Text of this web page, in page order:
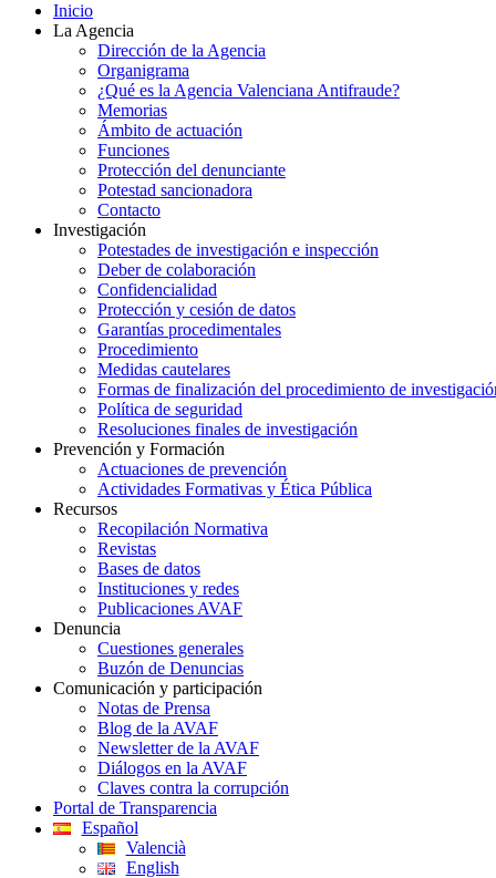
Inicio
La Agencia
Dirección de la Agencia
Organigrama
¿Qué es la Agencia Valenciana Antifraude?
Memorias
Ámbito de actuación
Funciones
Protección del denunciante
Potestad sancionadora
Contacto
Investigación
Potestades de investigación e inspección
Deber de colaboración
Confidencialidad
Protección y cesión de datos
Garantías procedimentales
Procedimiento
Medidas cautelares
Formas de finalización del procedimiento de
Política de seguridad
Resoluciones finales de investigación
Prevención y Formación
Actuaciones de prevención
Actividades Formativas y Ética Pública
Recursos
Recopilación Normativa
Revistas
Bases de datos
Instituciones y redes
Publicaciones AVAF
Denuncia
Cuestiones generales
Buzón de Denuncias
Comunicación y participación
Notas de Prensa
Blog de la AVAF
Newsletter de la AVAF
Diálogos en la AVAF
Claves contra la corrupción
Portal de Transparencia
Español
Valencià
English